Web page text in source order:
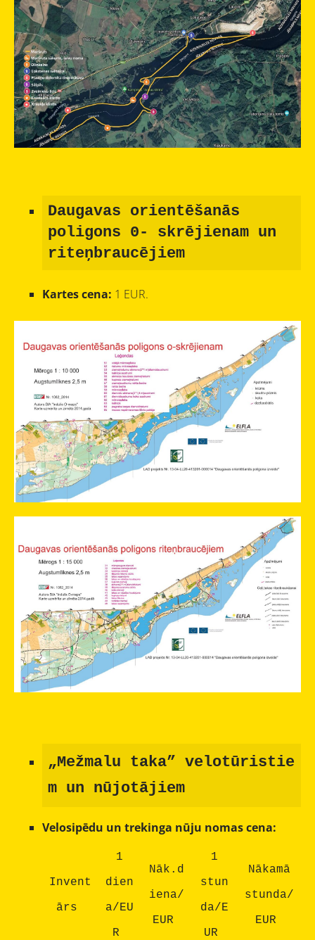
Daugavas orientēšanās
poligons 0- skrējienam un
riteņbraucējiem
Kartes cena: 1 EUR.
„Mežmalu taka” velotūristie
m un nūjotājiem
Velosipēdu un trekinga nūju nomas cena:
Invent
ārs
1
dien
a/EU
R
Nāk.d
iena/
EUR
1
stun
da/E
UR
Nākamā
stunda/
EUR